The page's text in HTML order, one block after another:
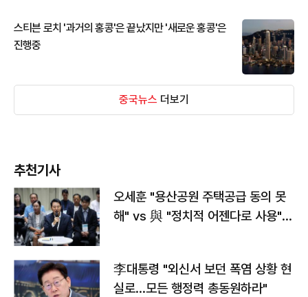
스티븐 로치 '과거의 홍콩'은 끝났지만 '새로운 홍콩'은
진행중
중국뉴스 더보기
추천기사
오세훈 "용산공원 주택공급 동의 못
해" vs 與 "정치적 어젠다로 사용"
李대통령 "외신서 보던 폭염 상황 현
실로…모든 행정력 총동원하라"